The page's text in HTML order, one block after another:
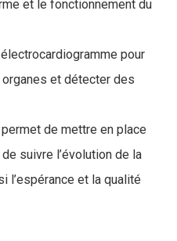
et le fonctionnement du
pour
et détecter des
de mettre en place
suivre l’évolution de la
l’espérance et la qualité